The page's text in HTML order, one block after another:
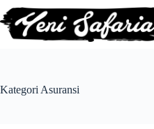
Skip
to
content
Kategori Asuransi